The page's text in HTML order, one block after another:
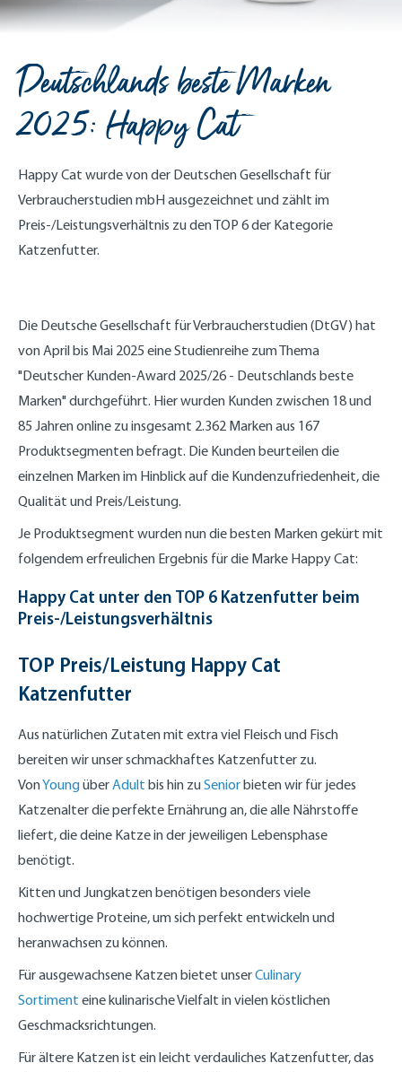
Deutschlands beste Marken
2025: Happy Cat
Happy Cat wurde von der Deutschen Gesellschaft für
Verbraucherstudien mbH ausgezeichnet und zählt im
Preis-/Leistungsverhältnis zu den TOP 6 der Kategorie
Katzenfutter.
Die Deutsche Gesellschaft für Verbraucherstudien (DtGV) hat
von April bis Mai 2025 eine Studienreihe zum Thema
"Deutscher Kunden-Award 2025/26 - Deutschlands beste
Marken" durchgeführt. Hier wurden Kunden zwischen 18 und
85 Jahren online zu insgesamt 2.362 Marken aus 167
Produktsegmenten befragt. Die Kunden beurteilen die
einzelnen Marken im Hinblick auf die Kundenzufriedenheit, die
Qualität und Preis/Leistung.
Je Produktsegment wurden nun die besten Marken gekürt mit
folgendem erfreulichen Ergebnis für die Marke Happy Cat:
Happy Cat unter den TOP 6 Katzenfutter beim
Preis-/Leistungsverhältnis
TOP Preis/Leistung Happy Cat
Katzenfutter
Aus natürlichen Zutaten mit extra viel Fleisch und Fisch
bereiten wir unser schmackhaftes Katzenfutter zu.
VonYoungüber Adult bis hin zuSeniorbieten wir für jedes
Katzenalter die perfekte Ernährung an, die alle Nährstoffe
liefert, die deine Katze in der jeweiligen Lebensphase
benötigt.
Kitten und Jungkatzen benötigen besonders viele
hochwertige Proteine, um sich perfekt entwickeln und
heranwachsen zu können.
Für ausgewachsene Katzen bietet unserCulinary
Sortiment eine kulinarische Vielfalt in vielen köstlichen
Geschmacksrichtungen.
Für ältere Katzen ist ein leicht verdauliches Katzenfutter, das